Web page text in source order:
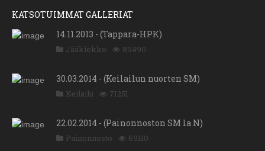
KATSOTUIMMAT GALLERIAT
14.11.2013 - (Tappara-HPK)
Jääkiekko 89490
30.03.2014 - (Keilailun nuorten SM)
Keilailu 71251
22.02.2014 - (Painonnoston SM la N)
Painonnosto 69110